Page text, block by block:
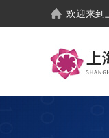
欢迎来到